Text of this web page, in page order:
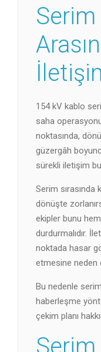
Serim
154 kV kablo
saha
noktasında,
güzergâh
sürekli iletişim
Serim sırasında
dönüşte
ekipler bunu
durdurmalıdır.
noktada hasar
etmesine neden
Bu nedenle serim
haberleşme
çekim planı
Serim